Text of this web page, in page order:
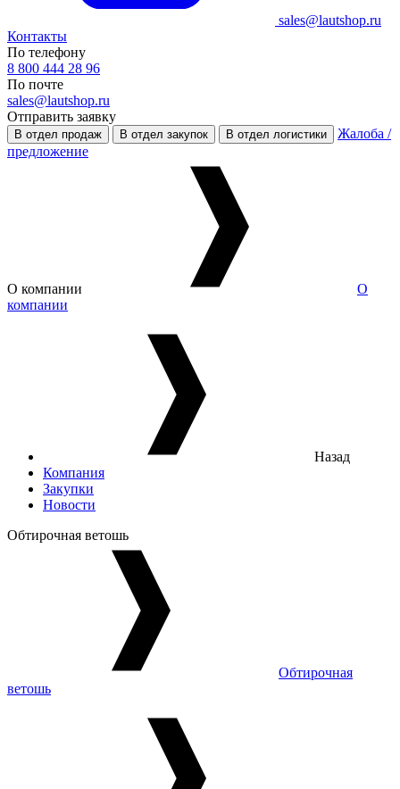
sales@lautshop.ru
Контакты
По телефону
8 800 444 28 96
По почте
sales@lautshop.ru
Отправить заявку
В отдел продаж В отдел закупок В отдел логистики
Жалоба /
предложение
О компании
О
компании
Назад
Компания
Закупки
Новости
Обтирочная ветошь
Обтирочная
ветошь